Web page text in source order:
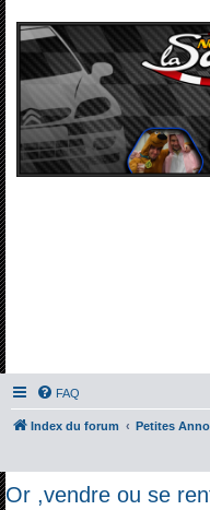
FAQ
Index du forum Petites
Or ,vendre ou se